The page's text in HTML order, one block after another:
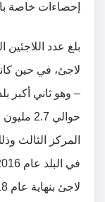
إحصاءات خاصة
لاجئ، في حين
حوالي
المركز الثالث
لاجئ بنهاية عام 2018.